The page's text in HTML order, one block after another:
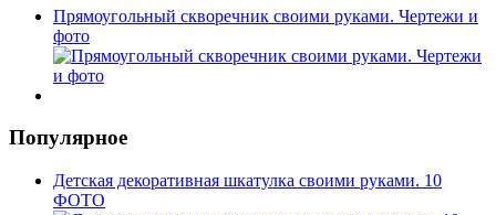
Прямоугольный скворечник своими руками. Чертежи и
фото
Популярное
Детская декоративная шкатулка своими руками. 10
ФОТО